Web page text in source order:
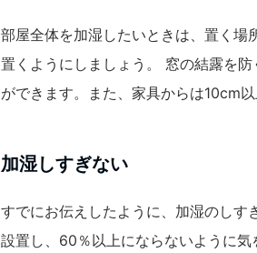
部屋全体を加湿したいときは、置く場
置くようにしましょう。 窓の結露を
ができます。また、家具からは10cm
加湿しすぎない
すでにお伝えしたように、加湿のしす
設置し、60％以上にならないように